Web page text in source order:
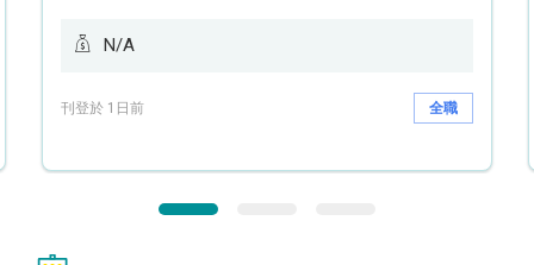
N/A
刊登於 1日前 全職